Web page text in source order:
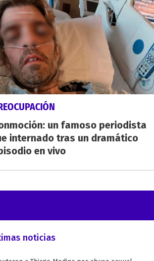
un famoso periodista
internado tras un dramático
en vivo
noticias